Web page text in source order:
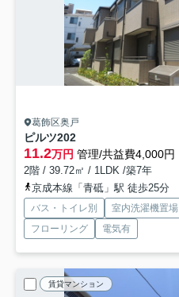
葛飾区奥戸
ピルツ202
11.2万円 管理/共益費4,000円
2階 / 39.72㎡ / 1LDK /築7年
京成本線「青砥」駅 徒歩25分
バス・トイレ別 室内洗濯機置場
フローリング
電気有
賃貸マンション